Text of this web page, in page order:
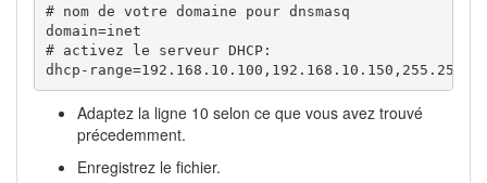
# nom de votre domaine pour dnsmasq
domain=inet
# activez le serveur DHCP:
dhcp-
Adaptez la ligne 10 selon ce que vous avez trouvé
précedemment.
Enregistrez le fichier.